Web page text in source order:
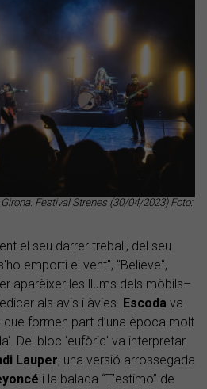
Festival Strenes (30/04/2023) Foto:
el seu darrer treball, del seu
emporti el vent", "Believe",
aparèixer les llums dels mòbils–
als avis i àvies. Escoda va
formen part d’una època molt
Del bloc 'eufòric' va interpretar
Lauper, una versió arrossegada
i la balada “T’estimo” de